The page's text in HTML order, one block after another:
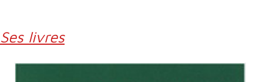
Ses livres